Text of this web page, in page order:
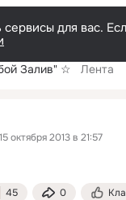
для вас.
Залив" ☆ Лента
октября 2013 в 21:57
45 0